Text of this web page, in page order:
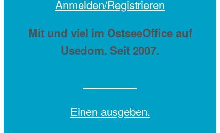
Anmelden/Registrieren
Mit und viel im OstseeOffice auf
Usedom. Seit 2007.
Einen ausgeben.